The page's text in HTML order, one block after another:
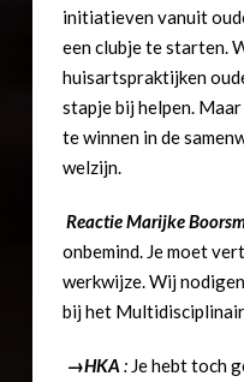
initiatieven vanuit
een clubje te starten.
huisartspraktijken
stapje bij helpen.
te winnen in de
welzijn.
Reactie Marijke
onbemind. Je moet
werkwijze. Wij
bij het
→HKA : Je hebt toch